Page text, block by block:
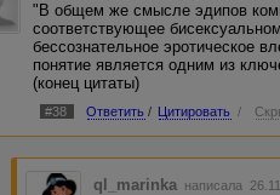
"В общем же смысле эдипов
соответствующее
бессознательное эротическое
понятие является одним из
(конец цитаты)
#38 Ответить / Цитировать /
ql_marinka написала